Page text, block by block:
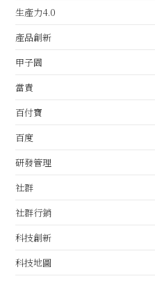
生產力4.0
產品創新
甲子園
當責
百付寶
百度
研發管理
社群
社群行銷
科技創新
科技地圖